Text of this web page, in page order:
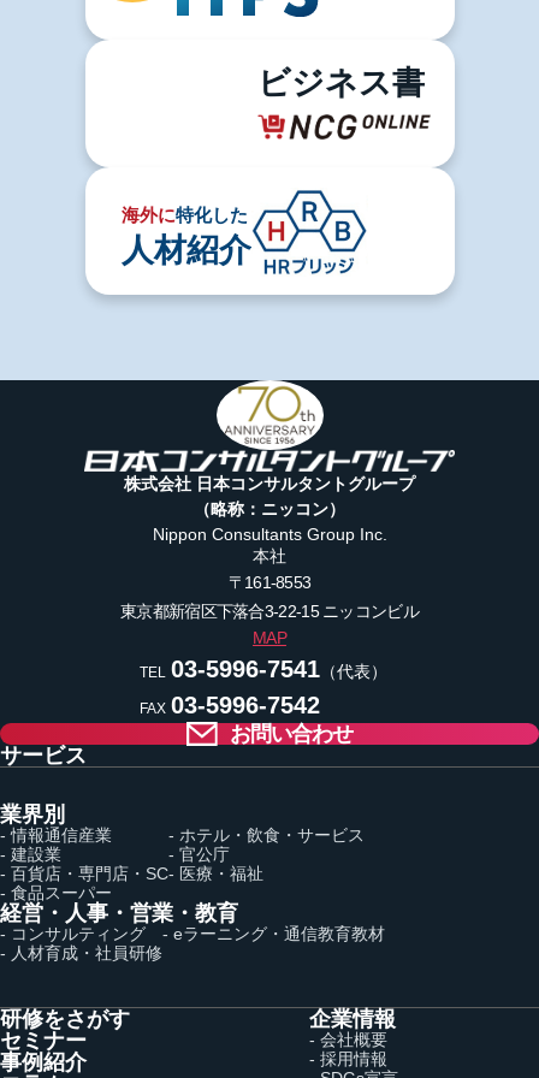
ビジネス書
海外に特化した
人材紹介
株式会社 日本コンサルタントグループ
（略称：ニッコン）
Nippon Consultants Group Inc.
本社
〒161-8553
東京都新宿区下落合3-22-15ニッコンビル
MAP
TEL 03-5996-7541（代表）
FAX 03-5996-7542
お問い合わせ
サービス
業界別
- 情報通信産業
- 建設業
- 百貨店・専門店・SC
- 食品スーパー
- ホテル・飲食・サービス
- 官公庁
- 医療・福祉
経営・人事・営業・教育
- コンサルティング
- 人材育成・社員研修
- eラーニング・通信教育教材
研修をさがす
セミナー
事例紹介
企業情報
- 会社概要
- 採用情報